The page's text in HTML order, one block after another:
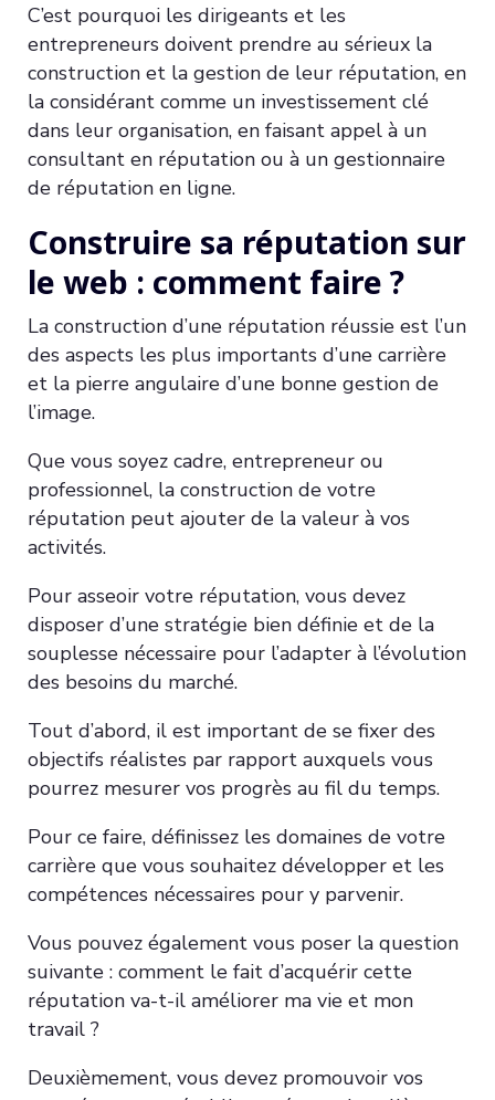
C’est pourquoi les dirigeants et les
entrepreneurs doivent prendre au sérieux la
construction et la gestion de leur réputation, en
la considérant comme un investissement clé
dans leur organisation, en faisant appel à un
consultant en réputation ou à un gestionnaire
de réputation en ligne.
Construire sa réputation sur
le web : comment faire ?
La construction d’une réputation réussie est l’un
des aspects les plus importants d’une carrière
et la pierre angulaire d’une bonne gestion de
l’image.
Que vous soyez cadre, entrepreneur ou
professionnel, la construction de votre
réputation peut ajouter de la valeur à vos
activités.
Pour asseoir votre réputation, vous devez
disposer d’une stratégie bien définie et de la
souplesse nécessaire pour l’adapter à l’évolution
des besoins du marché.
Tout d’abord, il est important de se fixer des
objectifs réalistes par rapport auxquels vous
pourrez mesurer vos progrès au fil du temps.
Pour ce faire, définissez les domaines de votre
carrière que vous souhaitez développer et les
compétences nécessaires pour y parvenir.
Vous pouvez également vous poser la question
suivante : comment le fait d’acquérir cette
réputation va-t-il améliorer ma vie et mon
travail ?
Deuxièmement, vous devez promouvoir vos